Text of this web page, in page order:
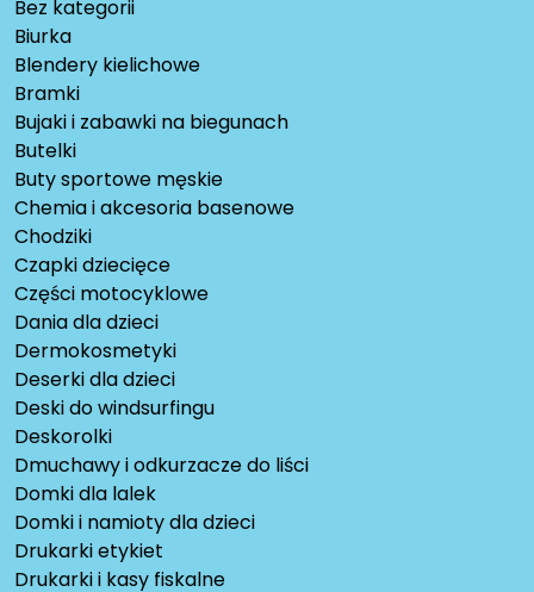
Bez kategorii
Biurka
Blendery kielichowe
Bramki
Bujaki i zabawki na biegunach
Butelki
Buty sportowe męskie
Chemia i akcesoria basenowe
Chodziki
Czapki dziecięce
Części motocyklowe
Dania dla dzieci
Dermokosmetyki
Deserki dla dzieci
Deski do windsurfingu
Deskorolki
Dmuchawy i odkurzacze do liści
Domki dla lalek
Domki i namioty dla dzieci
Drukarki etykiet
Drukarki i kasy fiskalne